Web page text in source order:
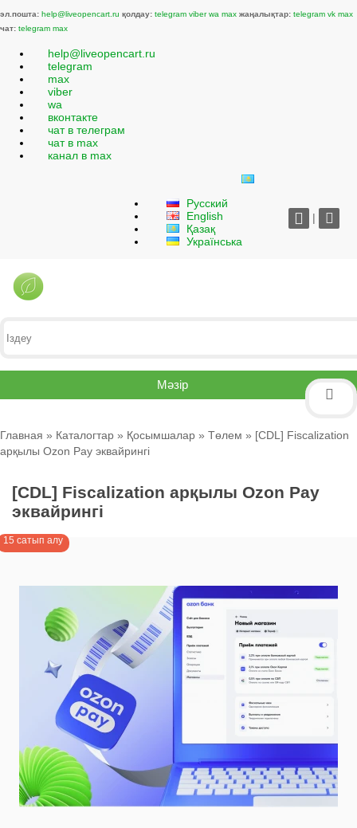
эл.пошта: help@liveopencart.ru қолдау: telegram viber wa max жаңалықтар: telegram vk max
чат: telegram max
help@liveopencart.ru
telegram
max
viber
wa
вконтакте
чат в телеграм
чат в max
канал в max
Русский
English
Қазақ
Українська
|
Мәзір
Главная » Каталогтар » Қосымшалар » Төлем » [CDL] Fiscalization
арқылы Ozon Pay эквайрингі
[CDL] Fiscalization арқылы Ozon Pay
эквайрингі
15 сатып алу